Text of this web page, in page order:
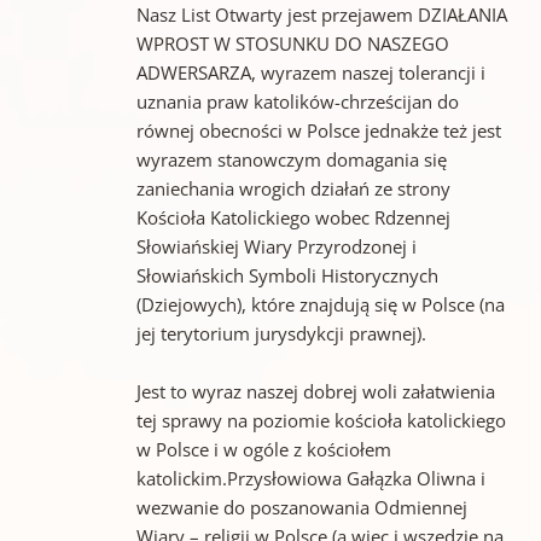
Nasz List Otwarty jest przejawem DZIAŁANIA
WPROST W STOSUNKU DO NASZEGO
ADWERSARZA, wyrazem naszej tolerancji i
uznania praw katolików-chrześcijan do
równej obecności w Polsce jednakże też jest
wyrazem stanowczym domagania się
zaniechania wrogich działań ze strony
Kościoła Katolickiego wobec Rdzennej
Słowiańskiej Wiary Przyrodzonej i
Słowiańskich Symboli Historycznych
(Dziejowych), które znajdują się w Polsce (na
jej terytorium jurysdykcji prawnej).
Jest to wyraz naszej dobrej woli załatwienia
tej sprawy na poziomie kościoła katolickiego
w Polsce i w ogóle z kościołem
katolickim.Przysłowiowa Gałązka Oliwna i
wezwanie do poszanowania Odmiennej
Wiary – religii w Polsce (a więc i wszędzie na